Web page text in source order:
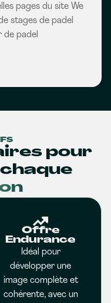
pages du site We
stages de padel
de padel
pour
Offre
Endurance
Idéal pour
développer une
image complète et
cohérente, avec un